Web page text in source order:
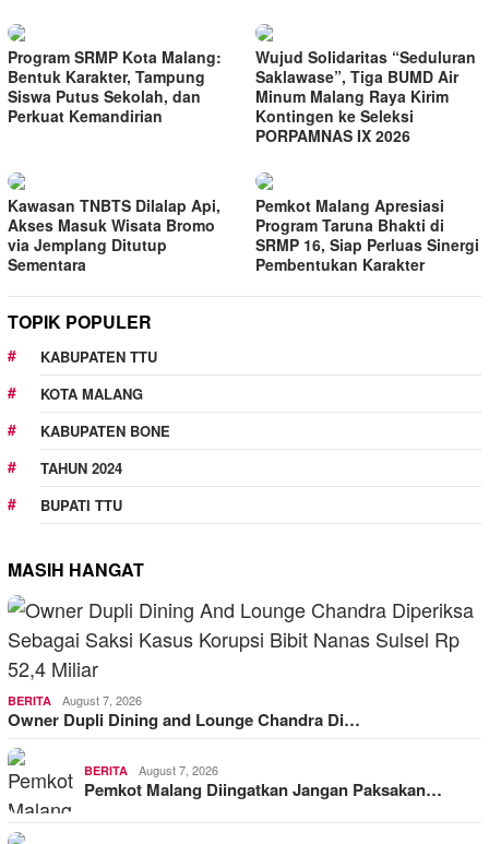
Program SRMP Kota Malang:
Bentuk Karakter, Tampung
Siswa Putus Sekolah, dan
Perkuat Kemandirian
Wujud Solidaritas “Seduluran
Saklawase”, Tiga BUMD Air
Minum Malang Raya Kirim
Kontingen ke Seleksi
PORPAMNAS IX 2026
Kawasan TNBTS Dilalap Api,
Akses Masuk Wisata Bromo
via Jemplang Ditutup
Sementara
Pemkot Malang Apresiasi
Program Taruna Bhakti di
SRMP 16, Siap Perluas Sinergi
Pembentukan Karakter
TOPIK POPULER
KABUPATEN TTU
KOTA MALANG
KABUPATEN BONE
TAHUN 2024
BUPATI TTU
MASIH HANGAT
BERITA August 7, 2026
Owner Dupli Dining and Lounge Chandra Di…
BERITA August 7, 2026
Pemkot Malang Diingatkan Jangan Paksakan…